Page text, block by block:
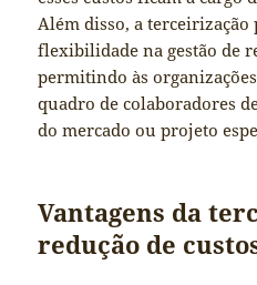
Além disso, a
flexibilidade na gestão de
permitindo às
quadro de colaboradores
do mercado ou projeto
Vantagens da
redução de